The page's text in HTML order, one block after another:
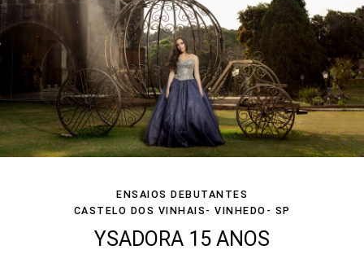
ENSAIOS DEBUTANTES
CASTELO DOS VINHAIS- VINHEDO- SP
YSADORA 15 ANOS